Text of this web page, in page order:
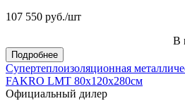
107 550 руб./шт
В
Подробнее
Супертеплоизоляционная
FAKRO LMT 80х120х280см
Официальный дилер